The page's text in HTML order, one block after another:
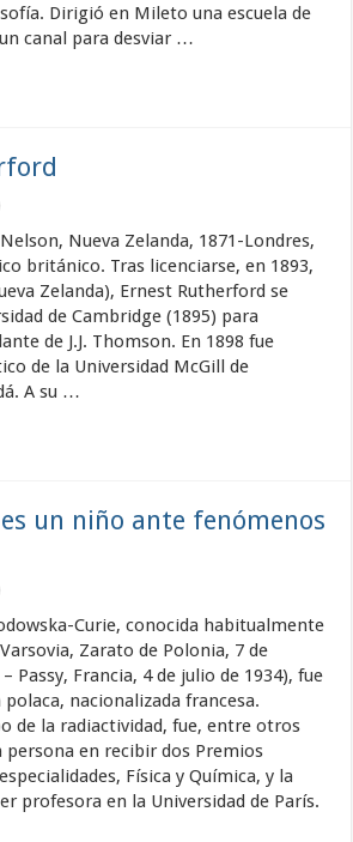
Dirigió en Mileto una escuela de
canal para desviar …
Nueva Zelanda, 1871-Londres,
británico. Tras licenciarse, en 1893,
Zelanda), Ernest Rutherford se
de Cambridge (1895) para
de J.J. Thomson. En 1898 fue
de la Universidad McGill de
A su …
un niño ante fenómenos
Curie, conocida habitualmente
Zarato de Polonia, 7 de
Passy, Francia, 4 de julio de 1934), fue
nacionalizada francesa.
de la radiactividad, fue, entre otros
en recibir dos Premios
Física y Química, y la
profesora en la Universidad de París.